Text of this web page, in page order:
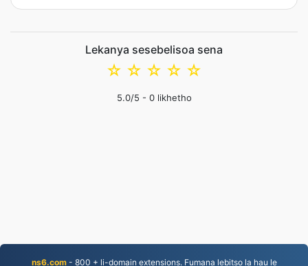
Lekanya sesebelisoa sena
☆
☆
☆
☆
☆
5.0/5 - 0likhetho
ns6.com- 800 + li-domain extensions. Fumana lebitso la hau le